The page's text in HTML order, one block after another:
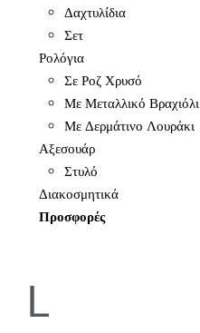
Δαχτυλίδια
Σετ
Ρολόγια
Σε Ροζ Χρυσό
Με Μεταλλικό Βραχιόλι
Με Δερμάτινο Λουράκι
Αξεσουάρ
Στυλό
Διακοσμητικά
Προσφορές
L